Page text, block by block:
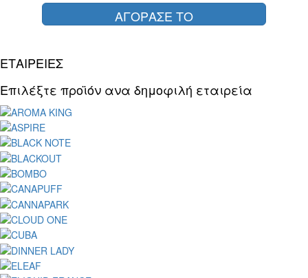
ΑΓΟΡΑΣΕ ΤΟ
ΕΤΑΙΡΕΙΕΣ
Επιλέξτε προϊόν ανα δημοφιλή εταιρεία